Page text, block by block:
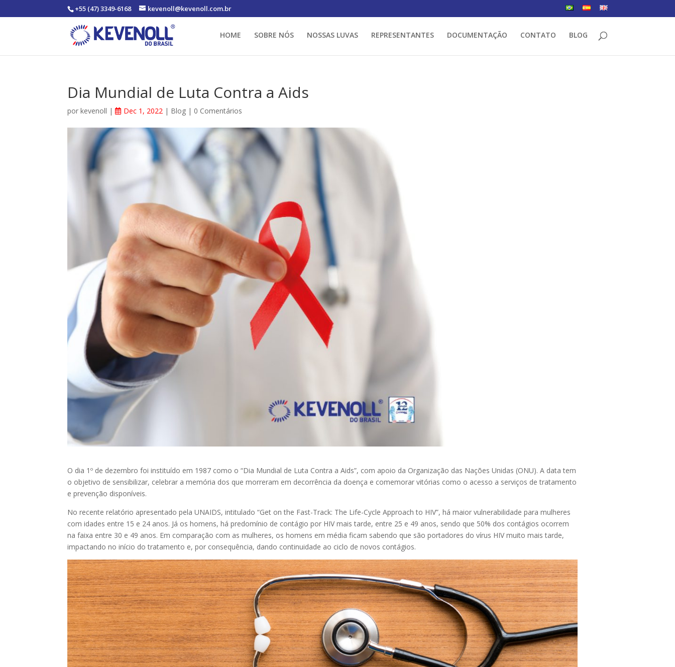
+55 (47) 3349-6168 kevenoll@kevenoll.com.br
HOME SOBRE NÓS NOSSAS LUVAS REPRESENTANTES DOCUMENTAÇÃO CONTATO BLOG
Dia Mundial de Luta Contra a Aids
porkevenoll | Dec 1, 2022 | Blog | 0 Comentários
O dia 1º de dezembro foi instituído em 1987 como o “Dia Mundial de Luta Contra a Aids”, com apoio da Organização das Nações Unidas (ONU). A data tem
o objetivo de sensibilizar, celebrar a memória dos que morreram em decorrência da doença e comemorar vitórias como o acesso a serviços de tratamento
e prevenção disponíveis.
No recente relatório apresentado pela UNAIDS, intitulado “Get on the Fast-Track: The Life-Cycle Approach to HIV”, há maior vulnerabilidade para mulheres
com ida​des entre 15 e 24 anos. Já os homens, há predomínio de contágio por HIV mais tarde, entre 25 e 49 anos, sendo que 50% dos contágios ocorrem
na faixa entre 30 e 49 anos. Em comparação com as mulheres, os homens em média ficam sabendo que são portadores do vírus HIV muito mais tarde,
impactando no início do tratamento e, por consequência, dando continuidade ao ciclo de novos contágios.